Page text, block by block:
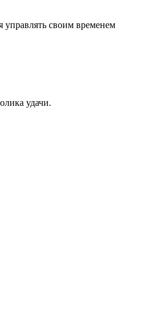
управлять своим временем
удачи.